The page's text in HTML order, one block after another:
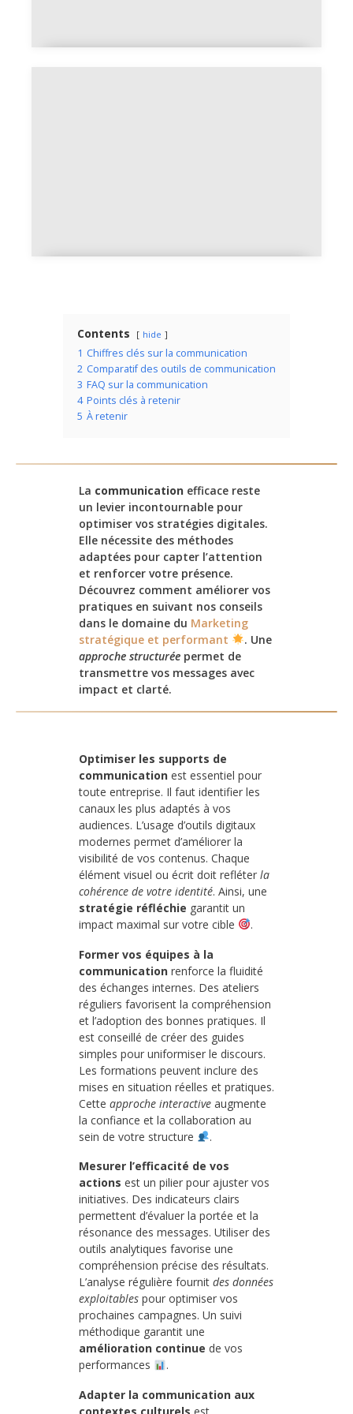
Contents hide
1 Chiffres clés sur la communication
2 Comparatif des outils de communication
3 FAQ sur la communication
4 Points clés à retenir
5 À retenir
La communication efficace reste
un levier incontournable pour
optimiser vos stratégies digitales.
Elle nécessite des méthodes
adaptées pour capter l’attention
et renforcer votre présence.
Découvrez comment améliorer vos
pratiques en suivant nos conseils
dans le domaine du Marketing
stratégique et performant
. Une
approche structurée permet de
transmettre vos messages avec
impact et clarté.
Optimiser les supports de
communication est essentiel pour
toute entreprise. Il faut identifier les
canaux les plus adaptés à vos
audiences. L’usage d’outils digitaux
modernes permet d’améliorer la
visibilité de vos contenus. Chaque
élément visuel ou écrit doit refléter la
cohérence de votre identité. Ainsi, une
stratégie réfléchie garantit un
impact maximal sur votre cible
.
Former vos équipes à la
communication renforce la fluidité
des échanges internes. Des ateliers
réguliers favorisent la compréhension
et l’adoption des bonnes pratiques. Il
est conseillé de créer des guides
simples pour uniformiser le discours.
Les formations peuvent inclure des
mises en situation réelles et pratiques.
Cette approche interactive augmente
la confiance et la collaboration au
sein de votre structure
.
Mesurer l’efficacité de vos
actions est un pilier pour ajuster vos
initiatives. Des indicateurs clairs
permettent d’évaluer la portée et la
résonance des messages. Utiliser des
outils analytiques favorise une
compréhension précise des résultats.
L’analyse régulière fournit des données
exploitables pour optimiser vos
prochaines campagnes. Un suivi
méthodique garantit une
amélioration continue de vos
performances
.
Adapter la communication aux